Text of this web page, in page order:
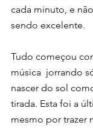
cada minuto, e
sendo excelente.
Tudo começou
música  jorrando
nascer do sol
tirada. Esta foi a
mesmo por trazer